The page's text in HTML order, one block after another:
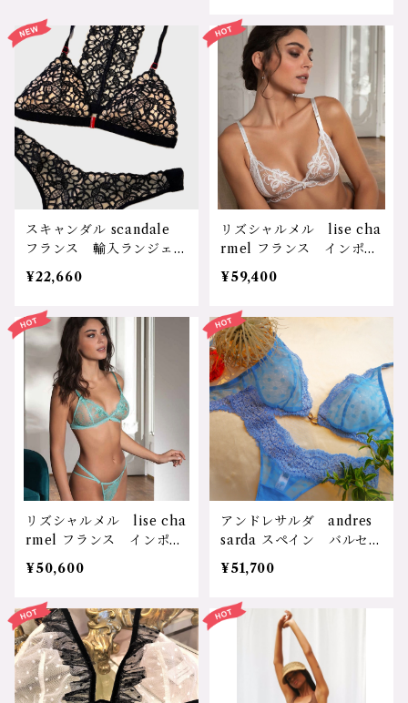
心 シルケット加工 光
沢 シンプル ストレスフ
リー リラックス 乳がん
術後ブラ、授乳ブラ リハ
ビリ 敏感肌 低刺激 ア
レルギー 30代 40代
50代 60代 プレゼン
ト 母の日 敬老の日 ワ
コール wacoal パット
付ブラキャミソール UI
H-501GY サイズ：XSサ
イズ、Ｓサイズ Ｍサイ
ズ カラー：グレー 価
格：14300円（送料無料）
性 汗取り シルケット加
工 光沢 丈夫 耐久性
シンプル ストレスフリ
ー ゆったり リラック
ス 乳がん術後ブラ、授乳
時ブラ リハビリ 敏感
肌 エコ 環境 プレゼン
ト 母の日 誕生日 敬老
の日 ワコール wacoal
パット付ブラキャミソー
ル UIH-501 サイズ：X
Sサイズ、Ｓサイズ Ｍサ
イズ カラー：レッド 価
格：14300円（送料無料）
スキャンダル scandale
フランス 輸入ランジェリ
ー 100%eco fabrics 安
心素材 体に優しい レー
ス セクシー 可愛い ア
クセサリー 美しいランジ
ェリー 楽しい フロント
ホック ソフトブラ ブラ
ック プレゼント パット
付きトライアングルブラ/
タンガ BTR005/PST00
3 サイズ：Ｓサイズ/Mサ
イズ カラー：ブラック
価格：22660円（送料無
料）
¥22,660
リズシャルメル lise cha
rmel フランス インポー
トランジェリー 輸入下
着 ”bellissime amou
r"シリーズ 高級ランジェ
リー クリスタル ゴール
ドリング 高級レース 花
柄 刺繡 フリル 可愛
い 美しい 魅力的 セク
シー エレガント ソフト
ブラ トライアングル シ
ャンパン プレゼント 誕
生日 クリスマス バレン
タイン 三角ブラ/タン
ガ 6532/0532 サイ
ズ：2サイズ/１サイズ
カラー：シャンパン 価
料）
¥59,400
リズシャルメル lise cha
rmel フランス インポー
トランジェリー 輸入ラン
ジェリー 下着 ”prince
sse iris"シリーズ 高級ラ
ンジェリー レース 花
柄 スワロフスキークリス
タル 刺繍 レース 可愛
い エレガント 三角ブ
ラ ソフトブラ ターコイ
¥50,600
アンドレサルダ andres
sarda スペイン バルセロ
ナ ”nan"シリーズ イン
ポートランジェリー 高級
レース チュール 高級素
材 ストレッチ 美しい
ドット 水玉 可愛い セ
クシー ゴールド ソフト
ブラ ブルー プレゼン
ト 誕生日 三角ブラ ノ
¥51,700